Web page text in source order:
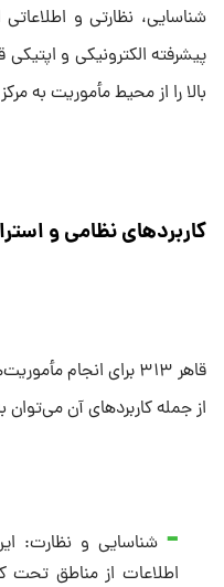
شناسایی، نظارتی و
پیشرفته الکترونیکی و
بالا را از محیط مأموریت به
کاربردهای نظامی و
قاهر ۳۱۳ برای
از جمله کاربردهای آن می‌توان
شناسایی و نظارت:
اطلاعات از مناطق تحت